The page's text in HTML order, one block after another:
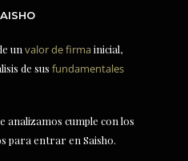
un valor de firmainicial,
de sus fundamentales
analizamos cumple con los
para entrar en Saisho.